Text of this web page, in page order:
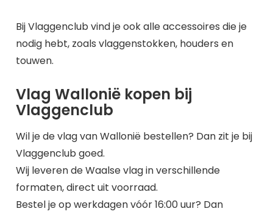
Bij Vlaggenclub vind je ook alle accessoires die je
nodig hebt, zoals vlaggenstokken, houders en
touwen.
Vlag Wallonië kopen bij
Vlaggenclub
Wil je de vlag van Wallonië bestellen? Dan zit je bij
Vlaggenclub goed.
Wij leveren de Waalse vlag in verschillende
formaten, direct uit voorraad.
Bestel je op werkdagen vóór 16:00 uur? Dan